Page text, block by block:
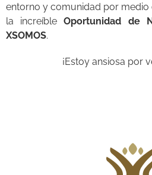
entorno y comunidad por
la increíbleOportunidad de
XSOMOS.
¡Estoy ansiosa por